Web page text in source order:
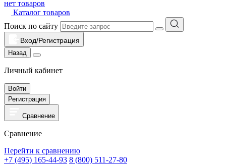
нет товаров
Каталог товаров
Поиск по сайту
Вход/Регистрация
Назад
Личный кабинет
Войти
Регистрация
Сравнение
Сравнение
Перейти к сравнению
+7 (495) 165-44-93 8 (800) 511-27-80